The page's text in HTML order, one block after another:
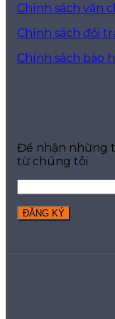
Chính sách vận
Chính sách đổi
Chính sách bảo
Để nhận những
từ chúng tôi